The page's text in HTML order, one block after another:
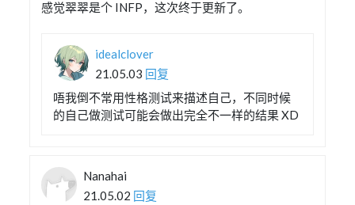
感觉翠翠是个 INFP，这次终于更新了。
idealclover
21.05.03 回复
唔我倒不常用性格测试来描述自己，不同时候
的自己做测试可能会做出完全不一样的结果 XD
Nanahai
21.05.02 回复